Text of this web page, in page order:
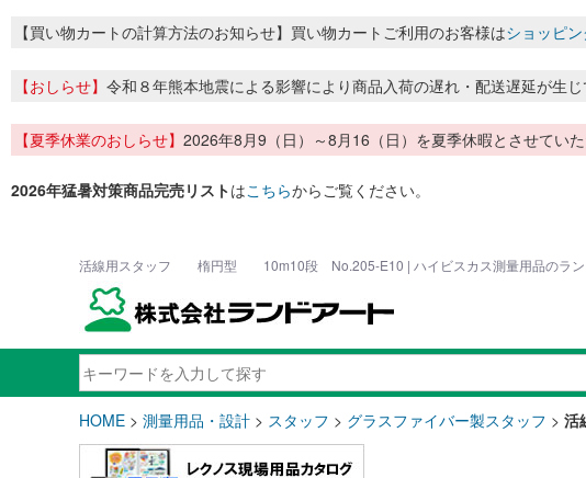
【買い物カートの計算方法のお知らせ】買い物カートご利用のお客様はショッピ
【おしらせ】 令和８年熊本地震による影響により商品入荷の遅れ・配送遅延が生
【夏季休業のおしらせ】 2026年8月9（日）～8月16（日）を夏季休暇とさせてい
2026年猛暑対策商品完売リストはこちらからご覧ください。
活線用スタッフ 楕円型 10m10段 No.205-E10 | ハイビスカス測量用品のラン
HOME > 測量用品・設計 > スタッフ > グラスファイバー製スタッフ >